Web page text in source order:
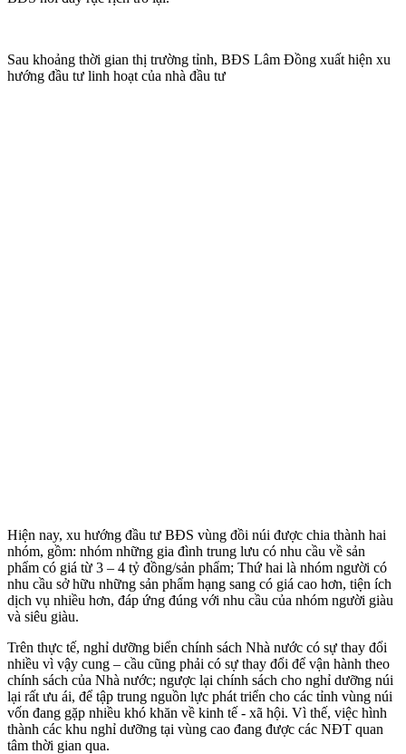
Sau khoảng thời gian thị trường tỉnh, BĐS Lâm Đồng xuất hiện xu
hướng đầu tư linh hoạt của nhà đầu tư
Hiện nay, xu hướng đầu tư BĐS vùng đồi núi được chia thành hai
nhóm, gồm: nhóm những gia đình trung lưu có nhu cầu về sản
phẩm có giá từ 3 – 4 tỷ đồng/sản phẩm; Thứ hai là nhóm người có
nhu cầu sở hữu những sản phẩm hạng sang có giá cao hơn, tiện ích
dịch vụ nhiều hơn, đáp ứng đúng với nhu cầu của nhóm người giàu
và siêu giàu.
Trên thực tế, nghỉ dưỡng biển chính sách Nhà nước có sự thay đổi
nhiều vì vậy cung – cầu cũng phải có sự thay đổi để vận hành theo
chính sách của Nhà nước; ngược lại chính sách cho nghỉ dưỡng núi
lại rất ưu ái, để tập trung nguồn lực phát triển cho các tỉnh vùng núi
vốn đang gặp nhiều khó khăn về kinh tế - xã hội. Vì thế, việc hình
thành các khu nghỉ dưỡng tại vùng cao đang được các NĐT quan
tâm thời gian qua.